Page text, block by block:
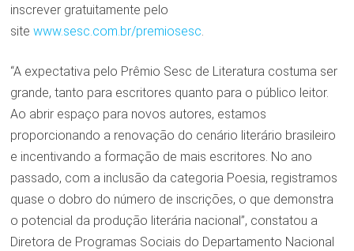
inscrever gratuitamente pelo
site www.sesc.com.br/premiosesc.
“A expectativa pelo Prêmio Sesc de Literatura costuma ser
grande, tanto para escritores quanto para o público leitor.
Ao abrir espaço para novos autores, estamos
proporcionando a renovação do cenário literário brasileiro
e incentivando a formação de mais escritores. No ano
passado, com a inclusão da categoria Poesia, registramos
quase o dobro do número de inscrições, o que demonstra
o potencial da produção literária nacional”, constatou a
Diretora de Programas Sociais do Departamento Nacional